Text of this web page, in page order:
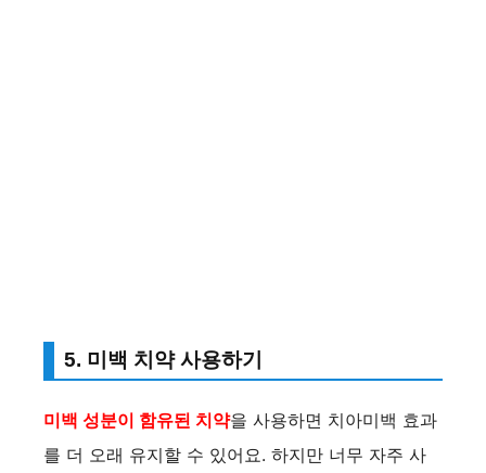
5. 미백 치약 사용하기
미백 성분이 함유된 치약을 사용하면 치아미백 효과
를 더 오래 유지할 수 있어요. 하지만 너무 자주 사